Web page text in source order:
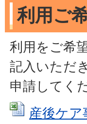
利用ご
利用をご希
記入いただ
申請してく
産後ケ